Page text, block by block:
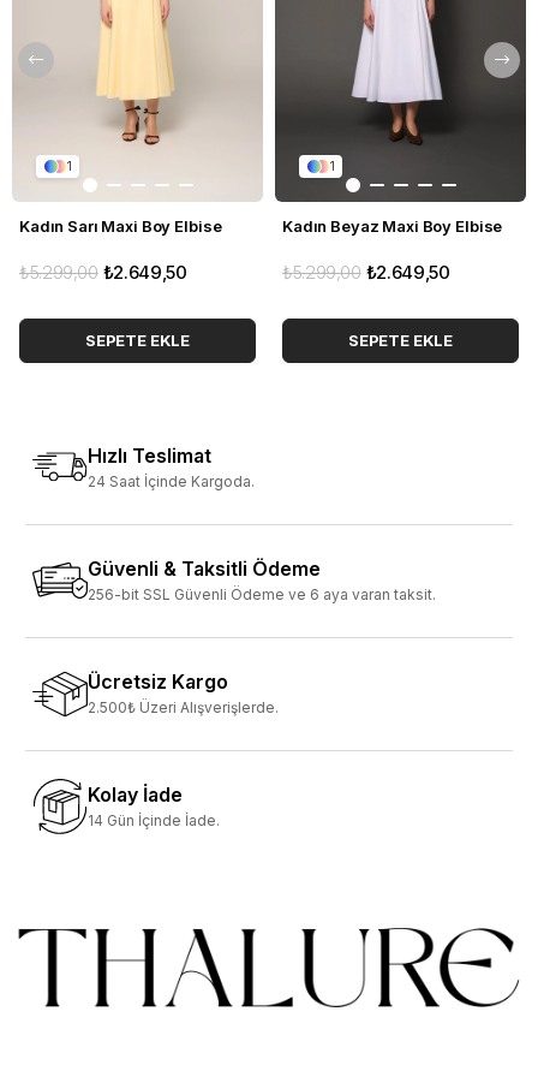
XL: Göğüs — | Bel 83 cm | Boy 79 cm
Model Kodu: TLR4530
Not: Ürün ölçüleri düz zeminde ölçülmüştür. Işık ve ekran
farklılıklarından dolayı ürün renginde küçük ton farklılıkları
olabilir.1
Kadın Sarı Maxi Boy Elbise
₺2.649,50
₺5.299,00
SEPETE EKLE
1
Kadın Beyaz Maxi Boy Elbise
₺2.649,50
₺5.299,00
SEPETE EKLE
Hızlı Teslimat
24 Saat İçinde Kargoda.
Güvenli & Taksitli Ödeme
256-bit SSL Güvenli Ödeme ve 6 aya varan taksit.
Ücretsiz Kargo
2.500₺ Üzeri Alışverişlerde.
Kolay İade
14 Gün İçinde İade.